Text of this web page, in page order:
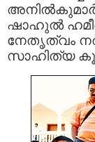
ഷാഹുല്‍
നേതൃത്വം
സാഹിത്യ